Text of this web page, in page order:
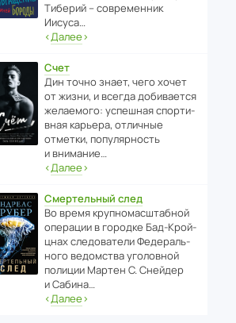
Тиберий – совре­менник
Иисуса…
‹Далее›
Счет
Дин точно знает, чего хочет
от жизни, и всегда доби­ва­ется
жела­е­мого: успе­шная спор­ти­
вная карьера, отли­чные
отметки, попу­ля­р­ность
и внимание…
‹Далее›
Смертельный след
Во время круп­но­мас­ш­та­бной
операции в городке Бад‑Крой­
цнах следо­ва­тели Феде­раль­
ного ведомства уголо­вной
полиции Мартен С. Снейдер
и Сабина…
‹Далее›